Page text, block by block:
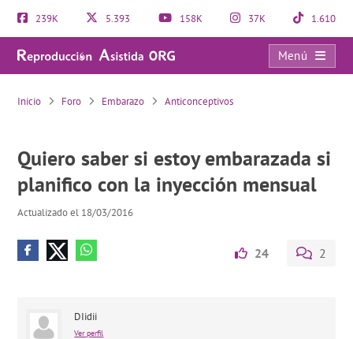
239K 5.393 158K 37K 1.610
Menú
Quiero saber si estoy embarazada si planifico con la inyección mensual
Inicio Foro Embarazo Anticonceptivos
Quiero saber si estoy embarazada si
planifico con la inyección mensual
Actualizado el 18/03/2016
24 2
DIidii
Ver perfil